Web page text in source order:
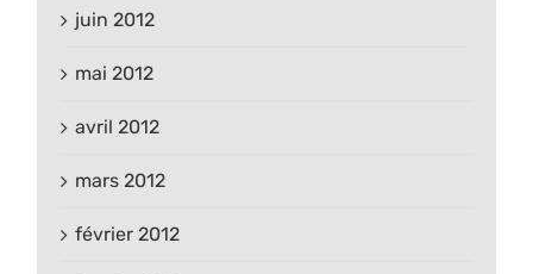
juin 2012
mai 2012
avril 2012
mars 2012
février 2012